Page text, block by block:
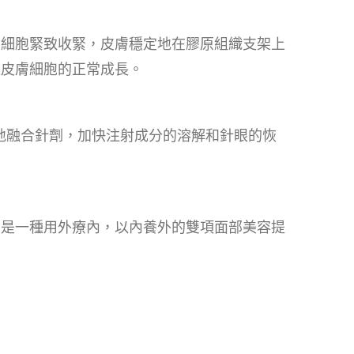
胞緊致收緊，皮膚穩定地在膠原組織支架上
膚細胞的正常成長。
合針劑，加快注射成分的溶解和針眼的恢
一種用外療內，以內養外的雙項面部美容提